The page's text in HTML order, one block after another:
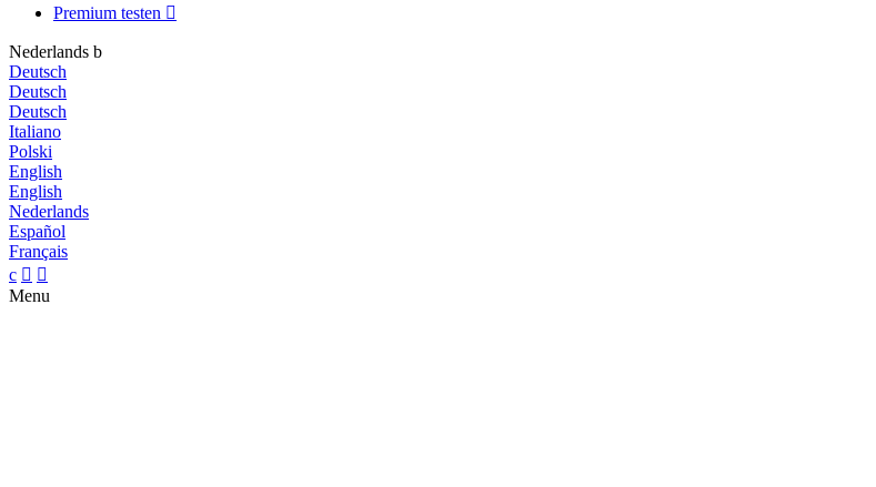
Premium testen 
Nederlands b
Deutsch
Deutsch
Deutsch
Italiano
Polski
English
English
Nederlands
Español
Français
c  
Menu